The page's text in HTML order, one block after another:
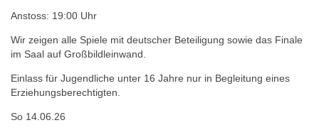
Anstoss: 19:00 Uhr
Wir zeigen alle Spiele mit deutscher Beteiligung sowie das Finale
im Saal auf Großbildleinwand.
Einlass für Jugendliche unter 16 Jahre nur in Begleitung eines
Erziehungsberechtigten.
So 14.06.26